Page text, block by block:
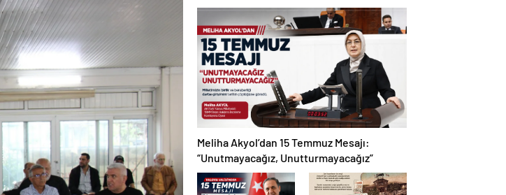
hamlesi: 19
kilometrelik çalışma
hedefi
Metrekare Parke
Yatırımı
Meliha Akyol’dan 15 Temmuz Mesajı:
“Unutmayacağız, Unutturmayacağız”